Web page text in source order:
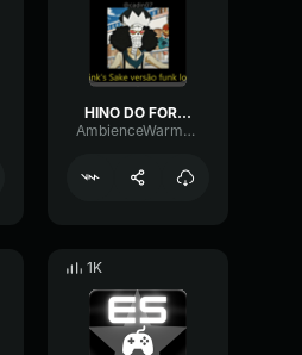
HINO DO FORTALEZA [TubeRipper
AmbienceWarmGated98955
1K